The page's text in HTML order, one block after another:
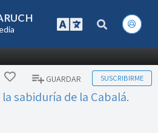
GUARDAR SUSCRIBIRME
sabiduría de la Cabalá.